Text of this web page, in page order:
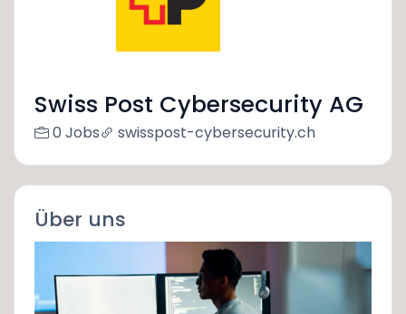
Swiss Post Cybersecurity AG
0 Jobs swisspost-cybersecurity.ch
Über uns